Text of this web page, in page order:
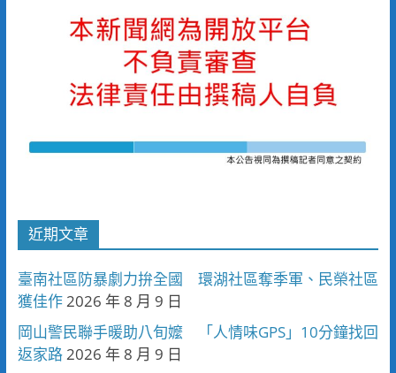
近期文章
臺南社區防暴劇力拚全國 環湖社區奪季軍、民榮社區
獲佳作2026 年 8 月 9 日
岡山警民聯手暖助八旬嬤 「人情味GPS」10分鐘找回
返家路2026 年 8 月 9 日